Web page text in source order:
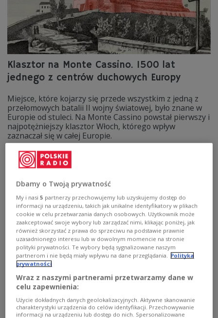
Klasztor na Monte Cassino. 1500 lat
jednego z centrów duchowych Europy
Miejsce, które kojarzy się przede wszystkim z jedną z
przełomowych batalii II wojny światowej, było znane w
Europie od stuleci. Na Monte Cassino powstał pierwszy i
najpotężniejszy klasztor Włoch, którego wpływ
zaznaczał się w całej Europie.
Zobacz więcej na temat:
Włochy
średniowiecze
Art déco w służbie sacrum. Wystawa w
Muzeum Archidiecezji Warszawskiej
Geometryczne formy, elegancja i dekoracyjny rozmach
Dbamy o Twoją prywatność
My i nasi5 partnerzy przechowujemy lub uzyskujemy dostęp do
informacji na urządzeniu, takich jak unikalne identyfikatory w plikach
cookie w celu przetwarzania danych osobowych. Użytkownik może
zaakceptować swoje wybory lub zarządzać nimi, klikając poniżej, jak
również skorzystać z prawa do sprzeciwu na podstawie prawnie
uzasadnionego interesu lub w dowolnym momencie na stronie
polityki prywatności. Te wybory będą sygnalizowane naszym
partnerom i nie będą miały wpływu na dane przeglądania. Polityka
prywatności
Wraz z naszymi partnerami przetwarzamy dane w
celu zapewnienia:
Użycie dokładnych danych geolokalizacyjnych. Aktywne skanowanie
charakterystyki urządzenia do celów identyfikacji. Przechowywanie
informacji na urządzeniu lub dostęp do nich. Spersonalizowane